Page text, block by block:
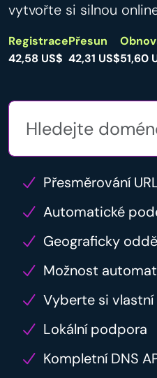
vytvořte si silnou
Registrace
42,58 US$
Přesun
42,31 US$51,60
Přesměrování
Automatické
Geograficky
Možnost
Vyberte si
Lokální podpora
Kompletní DNS